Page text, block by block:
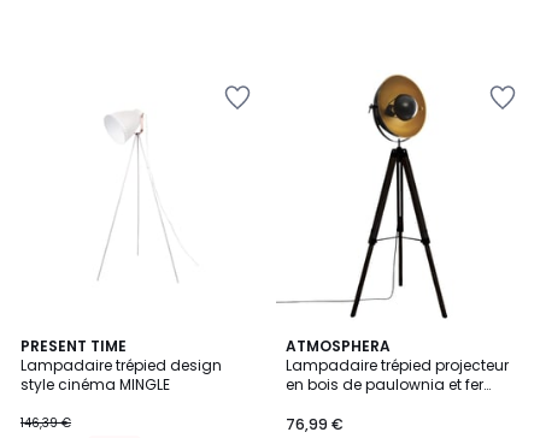
PRESENT TIME
Lampadaire trépied design
style cinéma MINGLE
146,39 €
ATMOSPHERA
Lampadaire trépied projecteur
en bois de paulownia et fer
76,99 €